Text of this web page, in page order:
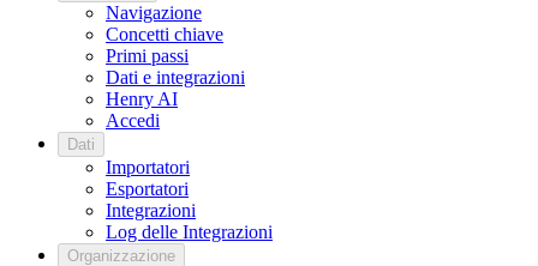
Navigazione
Concetti chiave
Primi passi
Dati e integrazioni
Henry AI
Accedi
Dati
Importatori
Esportatori
Integrazioni
Log delle Integrazioni
Organizzazione